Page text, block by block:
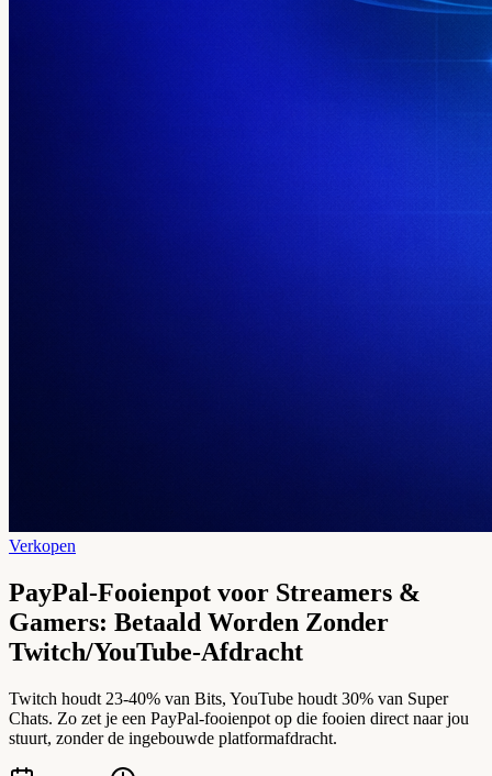
Verkopen
PayPal-Fooienpot voor Streamers &
Gamers: Betaald Worden Zonder
Twitch/YouTube-Afdracht
Twitch houdt 23-40% van Bits, YouTube houdt 30% van Super
Chats. Zo zet je een PayPal-fooienpot op die fooien direct naar jou
stuurt, zonder de ingebouwde platformafdracht.